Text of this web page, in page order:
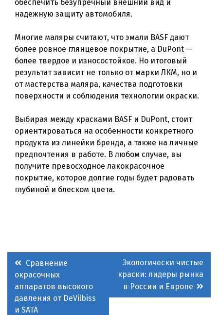
обеспечить безупречный внешний вид и
надежную защиту автомобиля.
Многие маляры считают, что эмали BASF дают
более ровное глянцевое покрытие, а DuPont —
более твердое и износостойкое. Но итоговый
результат зависит не только от марки ЛКМ, но и
от мастерства маляра, качества подготовки
поверхности и соблюдения технологии окраски.
Выбирая между красками BASF и DuPont, стоит
ориентироваться на особенности конкретного
продукта из линейки бренда, а также на личные
предпочтения в работе. В любом случае, вы
получите превосходное лакокрасочное
покрытие, которое долгие годы будет радовать
глубиной и блеском цвета.
Навигация
по
записям
Сравнение
окрасочных
аппаратов высокого
давления от DeVilbiss
и SATA
Экологически чистые
краски: лидеры рынка
в России и Европе